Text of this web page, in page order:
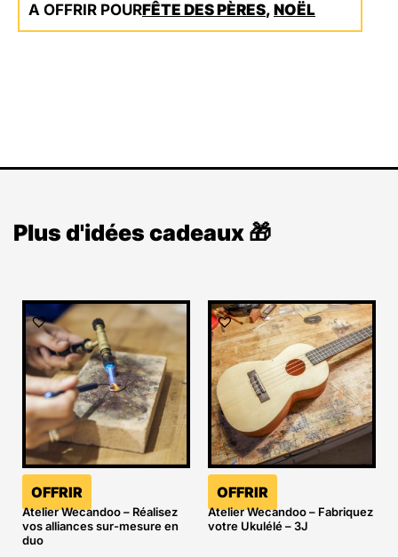
A OFFRIR POURFÊTE DES PÈRES, NOËL
Plus d'idées cadeaux 🎁
OFFRIR
Atelier Wecandoo – Réalisez
vos alliances sur-mesure en
duo
OFFRIR
Atelier Wecandoo – Fabriquez
votre Ukulélé – 3J